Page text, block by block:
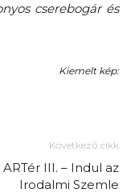
cserebogár és
Kiemelt kép:
Következő cikk
ARTér III. – Indul az
Irodalmi Szemle